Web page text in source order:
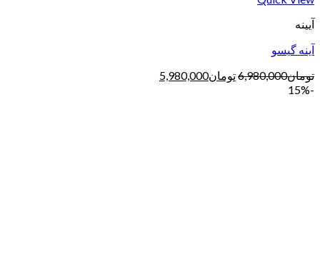
آیینه
آینه گیسو
تومان6,980,000تومان5,980,000
-15%